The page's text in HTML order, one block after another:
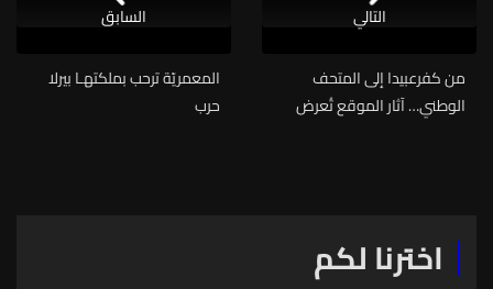
التالي
من كفرعبيدا إلى المتحف
الوطني… آثار الموقع تُعرض
المعمريّة ترحب بملكتهـا بيرلا
حرب
السابق
اخترنا لكم